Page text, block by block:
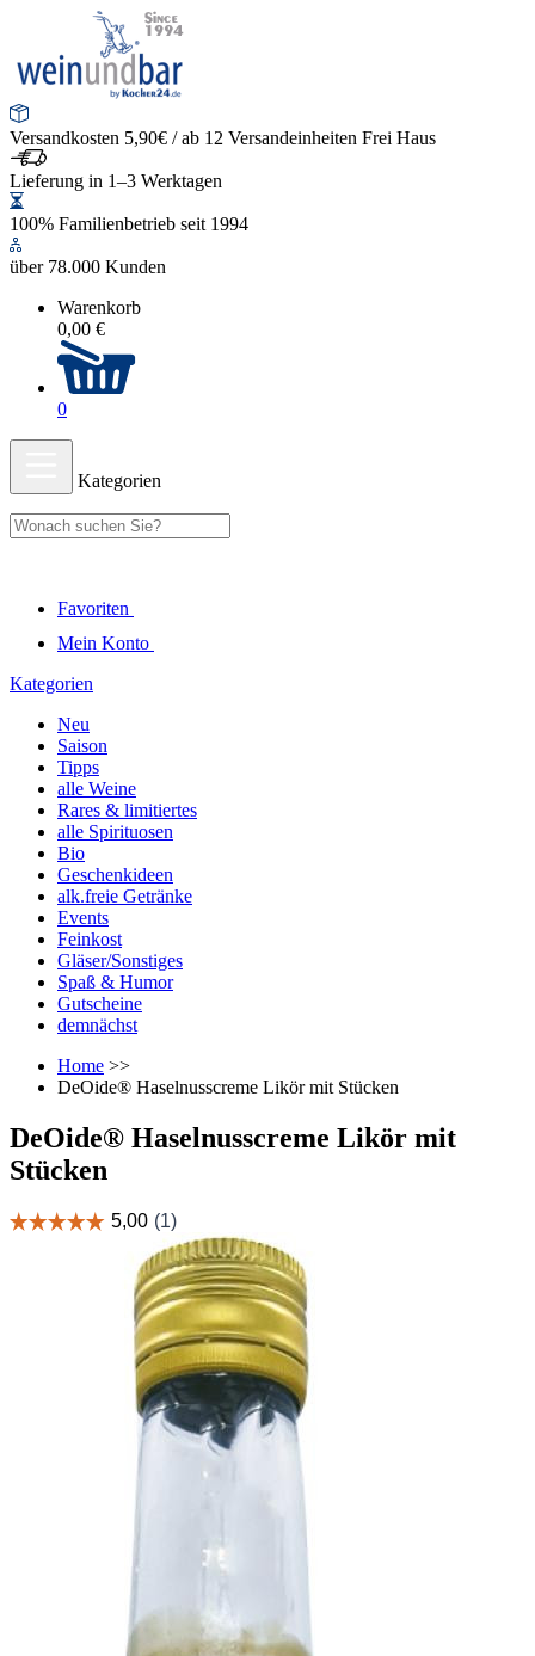
Versandkosten 5,90€ / ab 12 Versandeinheiten Frei Haus
Lieferung in 1–3 Werktagen
100% Familienbetrieb seit 1994
über 78.000 Kunden
Warenkorb
0,00 €
0
Kategorien
Favoriten
Mein Konto
Kategorien
Neu
Saison
Tipps
alle Weine
Rares & limitiertes
alle Spirituosen
Bio
Geschenkideen
alk.freie Getränke
Events
Feinkost
Gläser/Sonstiges
Spaß & Humor
Gutscheine
demnächst
Home >>
DeOide® Haselnusscreme Likör mit Stücken
DeOide® Haselnusscreme Likör mit
Stücken